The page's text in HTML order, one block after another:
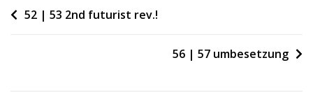
Beitragsnavigation
52 | 53 2nd futurist rev.!
56 | 57 umbesetzung